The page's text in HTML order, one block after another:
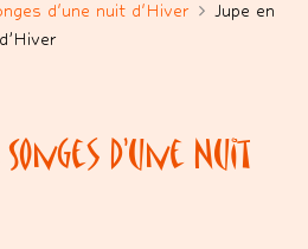
d'une nuit d'Hiver
Jupe en
D’une Nuit